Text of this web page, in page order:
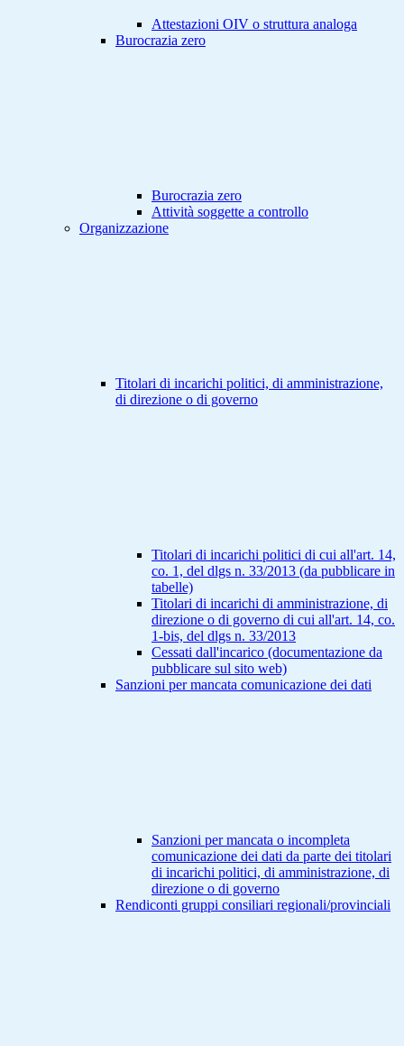
Attestazioni OIV o struttura analoga
Burocrazia zero
Burocrazia zero
Attività soggette a controllo
Organizzazione
Titolari di incarichi politici, di amministrazione,
di direzione o di governo
Titolari di incarichi politici di cui all'art. 14,
co. 1, del dlgs n. 33/2013 (da pubblicare in
tabelle)
Titolari di incarichi di amministrazione, di
direzione o di governo di cui all'art. 14, co.
1-bis, del dlgs n. 33/2013
Cessati dall'incarico (documentazione da
pubblicare sul sito web)
Sanzioni per mancata comunicazione dei dati
Sanzioni per mancata o incompleta
comunicazione dei dati da parte dei titolari
di incarichi politici, di amministrazione, di
direzione o di governo
Rendiconti gruppi consiliari regionali/provinciali